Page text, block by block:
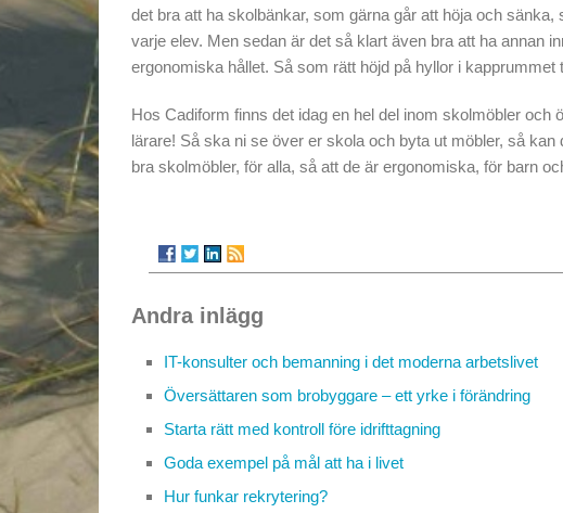
det bra att ha skolbänkar, som gärna går att höja och sänka,
varje elev. Men sedan är det så klart även bra att ha annan
ergonomiska hållet. Så som rätt höjd på hyllor i kapprummet
Hos Cadiform finns det idag en hel del inom skolmöbler och
lärare! Så ska ni se över er skola och byta ut möbler, så
bra skolmöbler, för alla, så att de är ergonomiska, för barn
Andra inlägg
IT-konsulter och bemanning i det moderna arbetslivet
Översättaren som brobyggare – ett yrke i förändring
Starta rätt med kontroll före idrifttagning
Goda exempel på mål att ha i livet
Hur funkar rekrytering?